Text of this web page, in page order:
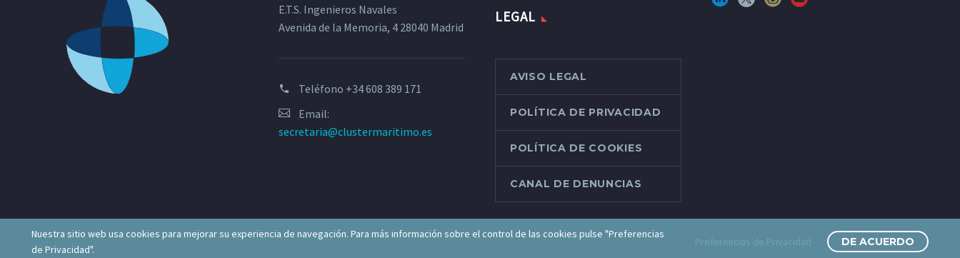
E.T.S. Ingenieros Navales
Avenida de la Memoria, 4 28040 Madrid
Teléfono +34 608 389 171
Email:
secretaria@clustermaritimo.es
LEGAL
AVISO LEGAL
POLÍTICA DE PRIVACIDAD
POLÍTICA DE COOKIES
CANAL DE DENUNCIAS
Nuestra sitio web usa cookies para mejorar su experiencia de navegación. Para más información sobre el control de las cookies pulse "Preferencias
de Privacidad".
Preferencias de Privacidad DE ACUERDO